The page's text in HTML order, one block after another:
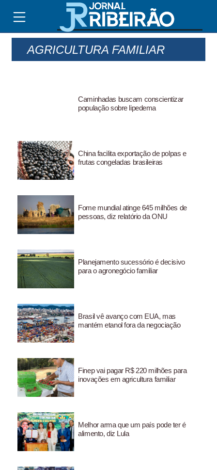
AGRICULTURA FAMILIAR
Caminhadas buscam conscientizar
população sobre lipedema
China facilita exportação de polpas e
frutas congeladas brasileiras
Fome mundial atinge 645 milhões de
pessoas, diz relatório da ONU
Planejamento sucessório é decisivo
para o agronegócio familiar
Brasil vê avanço com EUA, mas
mantém etanol fora da negociação
Finep vai pagar R$ 220 milhões para
inovações em agricultura familiar
Melhor arma que um país pode ter é
alimento, diz Lula